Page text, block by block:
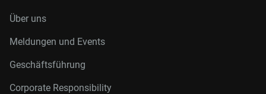
Über uns
Meldungen und Events
Geschäftsführung
Corporate Responsibility